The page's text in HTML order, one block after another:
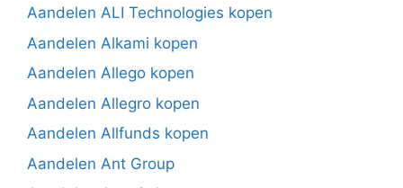
Aandelen ALI Technologies kopen
Aandelen Alkami kopen
Aandelen Allego kopen
Aandelen Allegro kopen
Aandelen Allfunds kopen
Aandelen Ant Group